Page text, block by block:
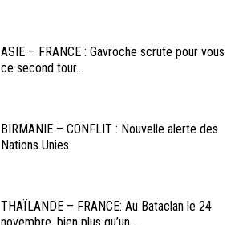
ASIE – FRANCE : Gavroche scrute pour vous
ce second tour...
BIRMANIE – CONFLIT : Nouvelle alerte des
Nations Unies
THAÏLANDE – FRANCE: Au Bataclan le 24